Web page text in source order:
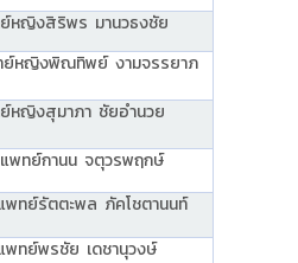
หญิงสิริพร มานวธงชัย
ย์หญิงพิณทิพย์ งามจรรยาภ
หญิงสุมาภา ชัยอำนวย
พทย์กานน จตุวรพฤกษ์
พทย์รัตตะพล ภัคโชตานนท์
พทย์พรชัย เดชานุวงษ์